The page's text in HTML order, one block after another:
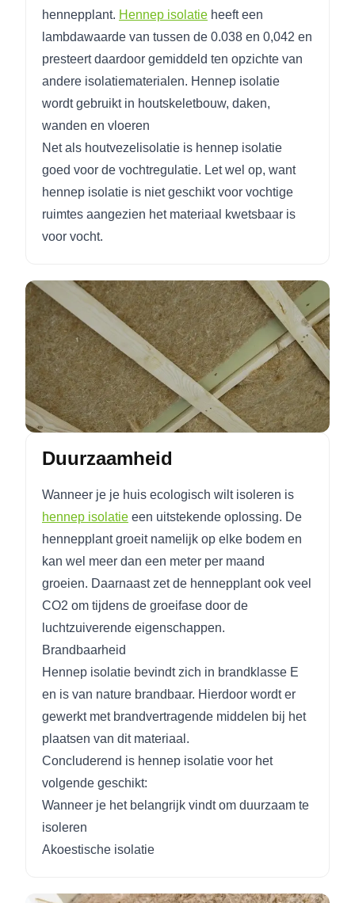
hennepplant. Hennep isolatie heeft een
lambdawaarde van tussen de 0.038 en 0,042 en
presteert daardoor gemiddeld ten opzichte van
andere isolatiematerialen. Hennep isolatie
wordt gebruikt in houtskeletbouw, daken,
wanden en vloeren
Net als houtvezelisolatie is hennep isolatie
goed voor de vochtregulatie. Let wel op, want
hennep isolatie is niet geschikt voor vochtige
ruimtes aangezien het materiaal kwetsbaar is
voor vocht.
Duurzaamheid
Wanneer je je huis ecologisch wilt isoleren is
hennep isolatie een uitstekende oplossing. De
hennepplant groeit namelijk op elke bodem en
kan wel meer dan een meter per maand
groeien. Daarnaast zet de hennepplant ook veel
CO2 om tijdens de groeifase door de
luchtzuiverende eigenschappen.
Brandbaarheid
Hennep isolatie bevindt zich in brandklasse E
en is van nature brandbaar. Hierdoor wordt er
gewerkt met brandvertragende middelen bij het
plaatsen van dit materiaal.
Concluderend is hennep isolatie voor het
volgende geschikt:
Wanneer je het belangrijk vindt om duurzaam te
isoleren
Akoestische isolatie